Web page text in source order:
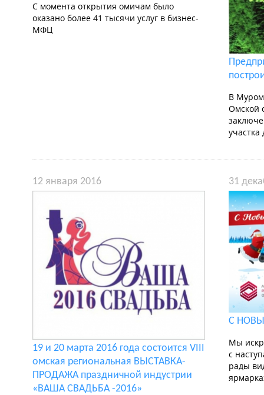
С момента открытия омичам было
оказано более 41 тысячи услуг в бизнес-
МФЦ
В
Омской
12 января 2016
19 и 20 марта 2016 года состоится VIII
омская региональная ВЫСТАВКА-
ПРОДАЖА праздничной индустрии
«ВАША СВАДЬБА -2016»
31
С
Мы
с
рады